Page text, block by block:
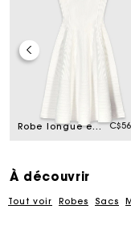
Robe longue en maille
À découvrir
Tout voir Robes Sacs